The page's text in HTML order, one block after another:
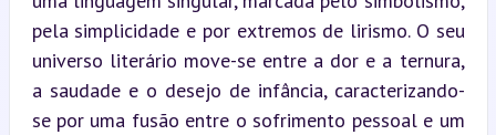
pela simplicidade e por extremos de lirismo. O seu
universo literário move-se entre a dor e a ternura,
a saudade e o desejo de infância, caracterizando-
se por uma fusão entre o sofrimento pessoal e um